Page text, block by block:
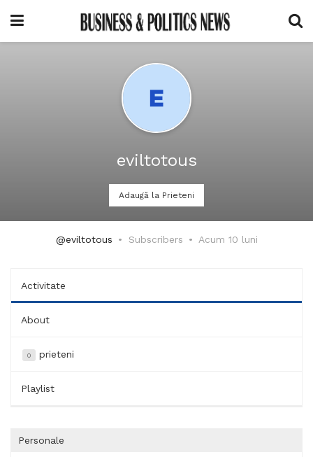
eviltotous
Adaugă la Prieteni
@eviltotous Subscribers Acum 10 luni
Activitate
About
0 prieteni
Playlist
Personale